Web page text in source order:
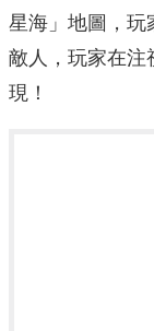
星海」地圖，玩
敵人，玩家在注
現！